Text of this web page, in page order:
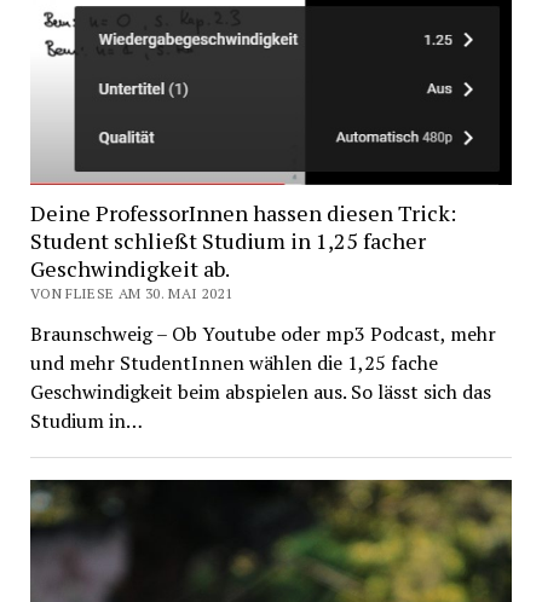
Deine ProfessorInnen hassen diesen Trick:
Student schließt Studium in 1,25 facher
Geschwindigkeit ab.
VON FLIESE AM 30. MAI 2021
Braunschweig – Ob Youtube oder mp3 Podcast, mehr
und mehr StudentInnen wählen die 1,25 fache
Geschwindigkeit beim abspielen aus. So lässt sich das
Studium in…